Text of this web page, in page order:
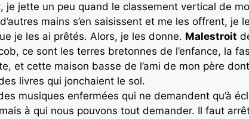
je jette un peu quand le classement vertical de
mains s’en saisissent et me les offrent, je
je les ai prêtés. Alors, je les donne. Malestroit
ce sont les terres bretonnes de l’enfance, la
et cette maison basse de l’ami de mon père
livres qui jonchaient le sol.
musiques enfermées qui ne demandent qu’à
à qui nous pouvons tout demander. Il faut